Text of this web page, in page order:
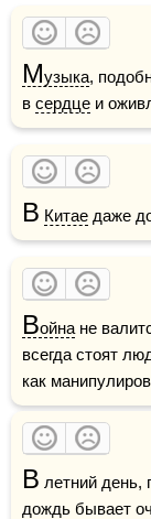
Музыка,
в сердце и
В Китае даже
Война не
всегда стоят
как
В летний день,
дождь бывает